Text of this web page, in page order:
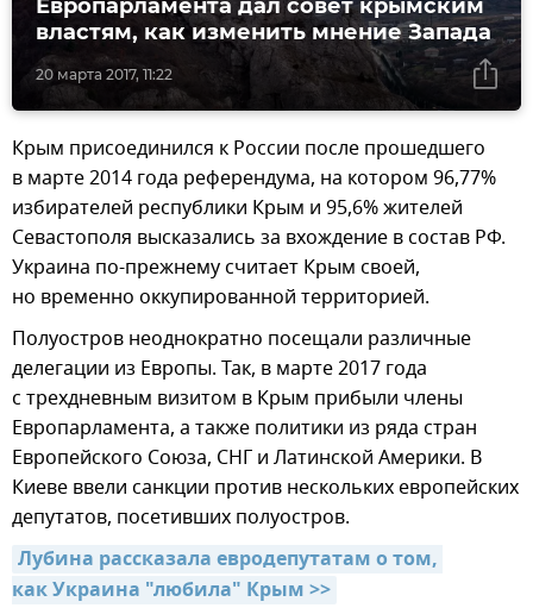
20 марта 2017, 11:22
Европарламента дал совет крымским
властям, как изменить мнение Запада
Крым присоединился к России после прошедшего
в марте 2014 года референдума, на котором 96,77%
избирателей республики Крым и 95,6% жителей
Севастополя высказались за вхождение в состав РФ.
Украина по-прежнему считает Крым своей,
но временно оккупированной территорией.
Полуостров неоднократно посещали различные
делегации из Европы. Так, в марте 2017 года
с трехдневным визитом в Крым прибыли члены
Европарламента, а также политики из ряда стран
Европейского Союза, СНГ и Латинской Америки. В
Киеве ввели санкции против нескольких европейских
депутатов, посетивших полуостров.
Лубина рассказала евродепутатам о том,
как Украина "любила" Крым >>